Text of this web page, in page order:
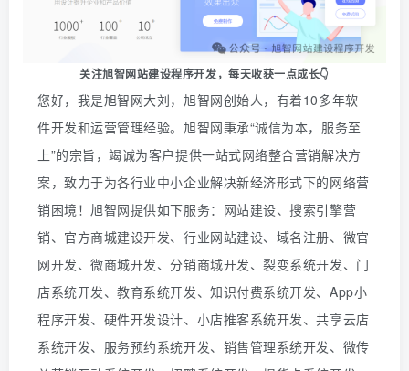
关注旭智网站建设程序开发，每天收获一点成长👇
您好，我是旭智网大刘，旭智网创始人，有着10多年软
件开发和运营管理经验。旭智网秉承“诚信为本，服务至
上”的宗旨，竭诚为客户提供一站式网络整合营销解决方
案，致力于为各行业中小企业解决新经济形式下的网络营
销困境！旭智网提供如下服务：网站建设、搜索引擎营
销、官方商城建设开发、行业网站建设、域名注册、微官
网开发、微商城开发、分销商城开发、裂变系统开发、门
店系统开发、教育系统开发、知识付费系统开发、 App小
程序开发、硬件开发设计、小店推客系统开发、共享云店
系统开发、服务预约系统开发、销售管理系统开发、微传